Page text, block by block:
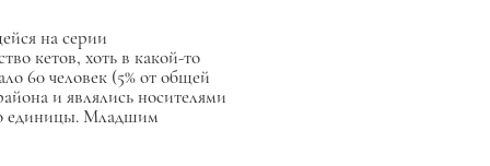
на серии
кетов, хоть в какой-то
60 человек (5% от общей
и являлись носителями
единицы. Младшим